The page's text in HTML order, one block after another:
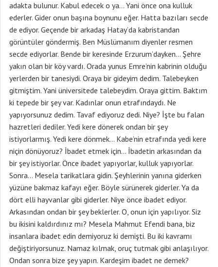
adakta bulunur. Kabul edecek o ya… Yani önce ona kulluk
ederler. Gider onun başına boynunu eğer. Hatta bazıları secde
de ediyor. Geçende bir arkadaş Hatay’da kabristandan
görüntüler göndermiş. Ben Müslümanım diyenler resmen
secde ediyorlar. Bende bir keresinde Erzurum’dayken… Şehre
yakın olan bir köy vardı. Orada yunus Emre’nin kabrinin olduğu
yerlerden bir tanesiydi. Oraya bir gideyim dedim. Talebeyken
gitmiştim. Yani üniversitede talebeydim. Oraya gittim. Baktım
ki tepede bir şey var. Kadınlar onun etrafındaydı. Ne
yapıyorsunuz dedim. Tavaf ediyoruz dedi. Niye? İşte bu falan
hazretleri dediler. Yedi kere dönerek ondan bir şey
istiyorlarmış. Yedi kere dönmek… Kabe’nin etrafında yedi kere
niçin dönüyoruz? İbadet etmek için… İbadetin arkasından da
bir şey istiyorlar. Önce ibadet yapıyorlar, kulluk yapıyorlar.
Sonra… Mesela tarikatlara gidin. Şeyhlerinin yanına giderken
yüzüne bakmaz kafayı eğer. Böyle sürünerek giderler. Ya da
dört elli hayvanlar gibi giderler. Niye önce ibadet ediyor.
Arkasından ondan bir şey beklerler. O, onun için yapılıyor. Siz
bu ikisini kaldırdınız mı? Mesela Mahmut Efendi bana, biz
insanlara ibadet edin demiyoruz ki demişti. Bu iki kavramı
değiştiriyorsunuz. Namaz kılmak, oruç tutmak gibi anlaşılıyor.
Ondan sonra bize şey yapın. Kardeşim ibadet ne demek?